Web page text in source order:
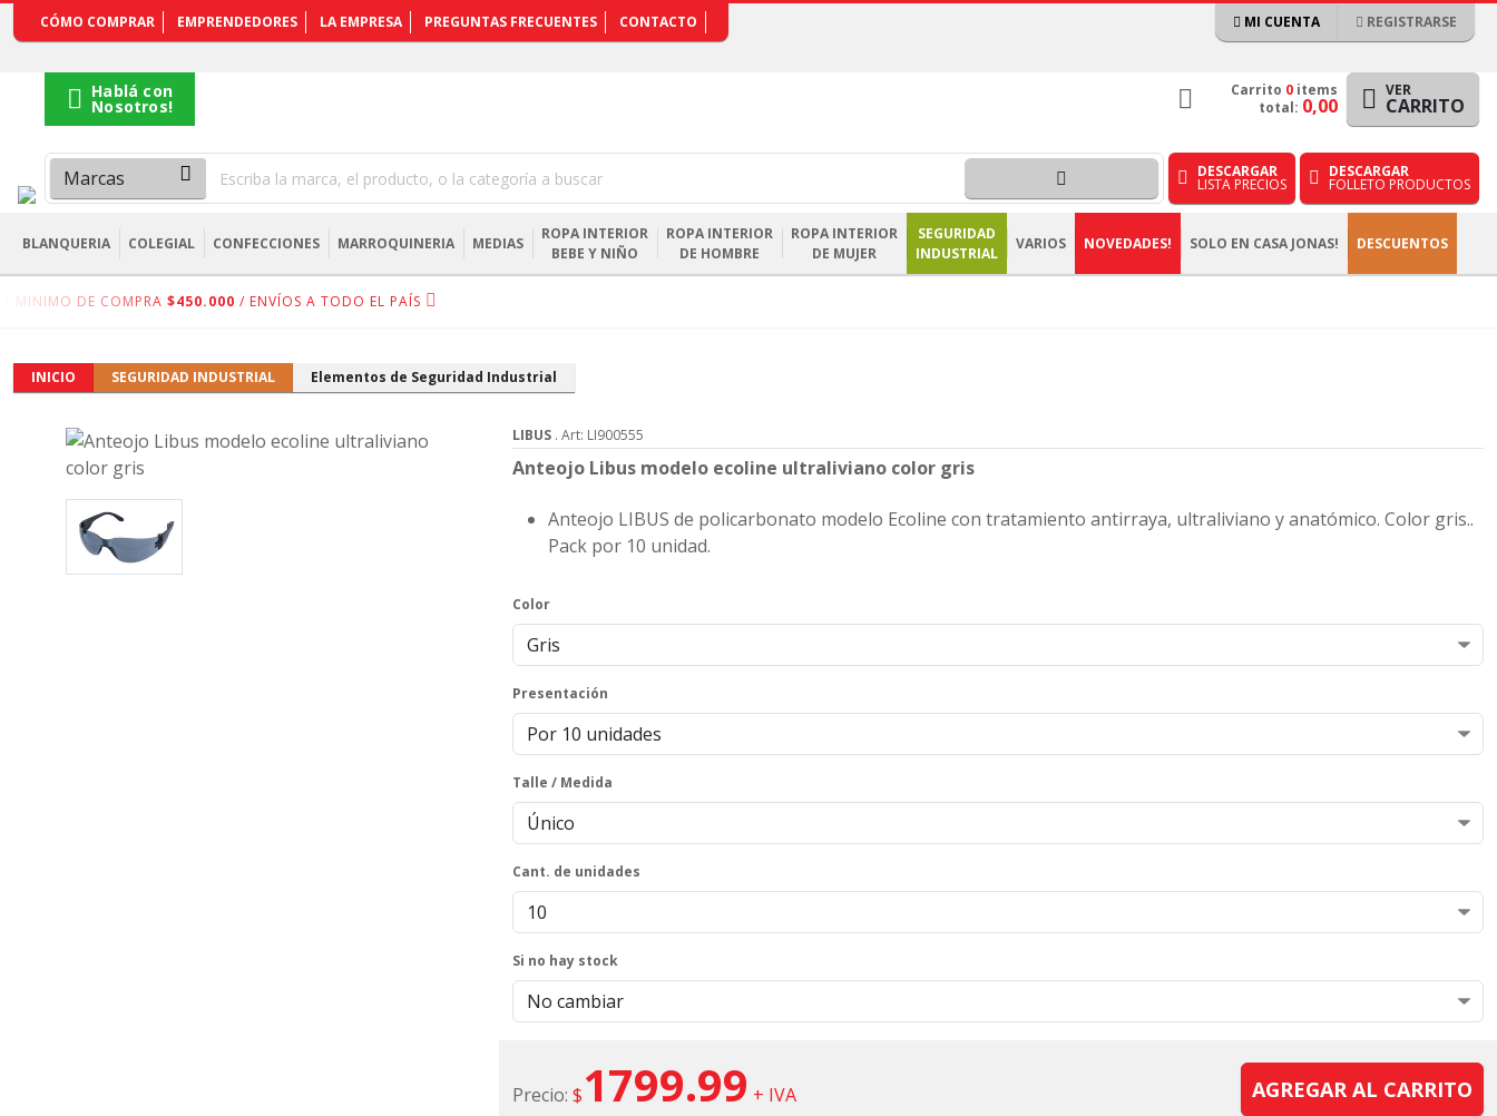
CÓMO COMPRAR EMPRENDEDORES LA EMPRESA PREGUNTAS FRECUENTES CONTACTO MI CUENTA REGISTRARSE
BLANQUERIA COLEGIAL CONFECCIONES MARROQUINERIA MEDIAS
ROPA INTERIOR
BEBE Y NIÑO
ROPA INTERIOR
DE HOMBRE
ROPA INTERIOR
DE MUJER
SEGURIDAD
INDUSTRIAL
VARIOS NOVEDADES! SOLO EN CASA JONAS! DESCUENTOS
REGISTRARSE
Hablá con
Nosotros!
Carrito 0 items
total: 0,00
VER
CARRITO
DESCARGAR
LISTA PRECIOS
DESCARGAR
FOLLETO PRODUCTOS
MINIMO DE COMPRA $450.000 / ENVÍOS A TODO EL PAÍS
INICIO SEGURIDAD INDUSTRIAL Elementos de Seguridad Industrial
LIBUS . Art: LI900555
Anteojo Libus modelo ecoline ultraliviano color gris
Anteojo LIBUS de policarbonato modelo Ecoline con tratamiento antirraya, ultraliviano y anatómico. Color gris..
Pack por 10 unidad.
Color
Presentación
Talle / Medida
Cant. de unidades
Si no hay stock
Precio: $1799.99 + IVA AGREGAR AL CARRITO